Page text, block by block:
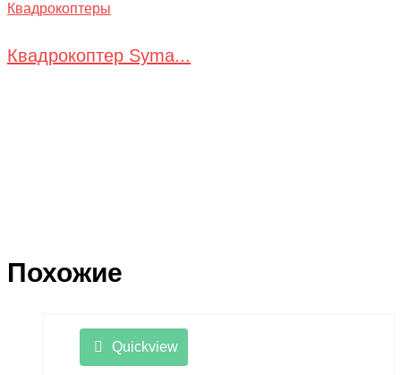
Квадрокоптеры
Квадрокоптер Syma...
Похожие
Quickview